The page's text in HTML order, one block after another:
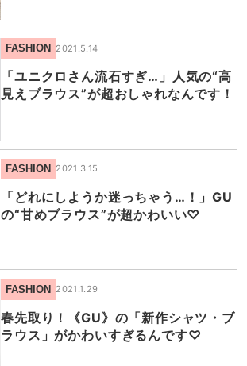
FASHION 2021.5.14
「ユニクロさん流石すぎ…」人気の“高
見えブラウス”が超おしゃれなんです！
FASHION 2021.3.15
「どれにしようか迷っちゃう…！」GU
の“甘めブラウス”が超かわいい♡
FASHION 2021.1.29
春先取り！《GU》の「新作シャツ・ブ
ラウス」がかわいすぎるんです♡